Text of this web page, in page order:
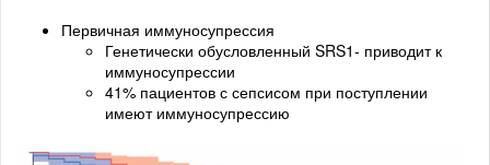
Первичная иммуносупрессия
Генетически обусловленный SRS1- приводит к
иммуносупрессии
41% пациентов с сепсисом при поступлении
имеют иммуносупрессию